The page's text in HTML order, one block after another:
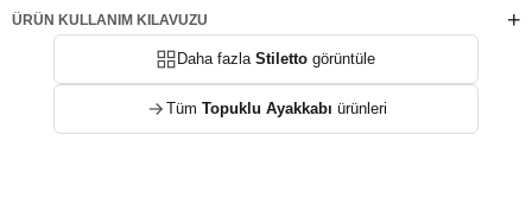
ÜRÜN KULLANIM KILAVUZU
Daha fazlaStiletto görüntüle
Tüm Topuklu Ayakkabı ürünleri